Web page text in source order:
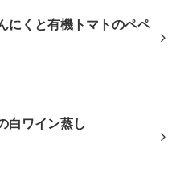
にくと有機トマトのペペ
白ワイン蒸し